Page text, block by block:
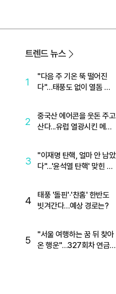
트렌드 뉴스
1
"다음 주 기온 뚝 떨어진
다"…태풍도 없이 열돔 박
2
중국산 에어콘을 웃돈 주고
산다...유럽 열광시킨 메이
3
"이재명 탄핵, 얼마 안 남았
다"...'윤석열 탄핵' 맞힌 무
4
태풍 '돌핀'·'찬홈' 한반도
빗겨간다…예상 경로는?
5
"서울 여행하는 꿈 뒤 찾아
온 행운"…327회차 연금